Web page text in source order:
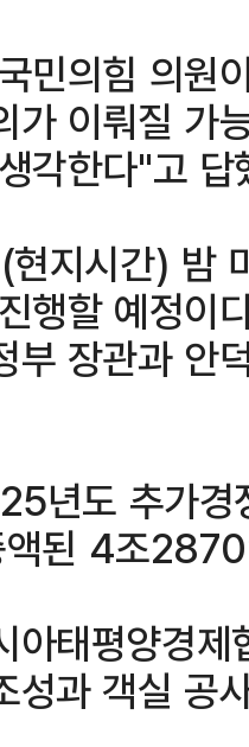
민의힘 의원
가 이뤄질 가
각한다"고 답
지시간) 밤
행할 예정이
부 장관과 안
년도 추가경
된 4조2870
아태평양경
성과 객실 공